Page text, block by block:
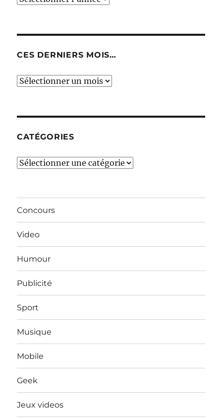
CES DERNIERS MOIS…
Ces
CATÉGORIES
Catégories
Concours
Video
Humour
Publicité
Sport
Musique
Mobile
Geek
Jeux videos